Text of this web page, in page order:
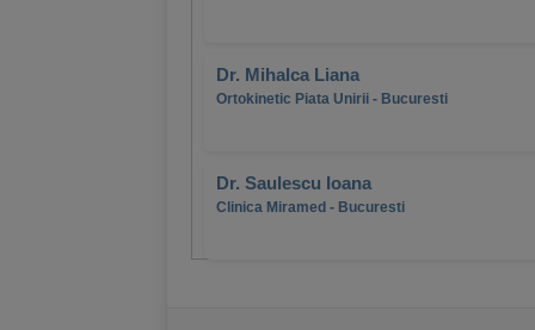
Dr. Mihalca Liana
Ortokinetic Piata Unirii - Bucuresti
Dr. Saulescu Ioana
Clinica Miramed - Bucuresti